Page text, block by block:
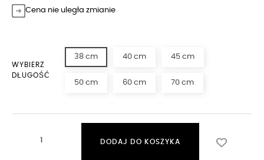
Cena nie uległa zmianie
WYBIERZ
DŁUGOŚĆ
38 cm 40 cm 45 cm
50 cm 60 cm 70 cm
DODAJ DO KOSZYKA